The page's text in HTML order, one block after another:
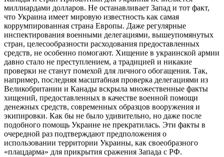
миллиардами долларов. Не останавливает Запад и тот факт,
что Украина имеет мировую известность как самая
коррумпированная страна Европы. Даже регулярные
инспектирования военными делегациями, вышеупомянутых
стран, целесообразности расходования предоставленных
средств, не особенно помогают. Хищение в украинской армии
давно стало не преступлением, а традицией и никакие
проверки не станут помехой для личного обогащения. Так,
например, последняя масштабная проверка делегациями из
Великобритании и Канады вскрыла множественные факты
хищений, предоставленных в качестве военной помощи
денежных средств, современных образцов вооружения и
экипировки. Как бы не было удивительно, но даже после
подобного помощь Украине не прекратилась. Эти факты в
очередной раз подтверждают предположения о
использовании территории Украины, как своеобразного
«плацдарма» для прикрытия сражения Запада с РФ.